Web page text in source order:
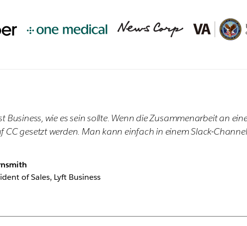
Business, wie es sein sollte. Wenn die Zusammenarbeit an
CC gesetzt werden. Man kann einfach in einem Slack-
of Sales, Lyft Business